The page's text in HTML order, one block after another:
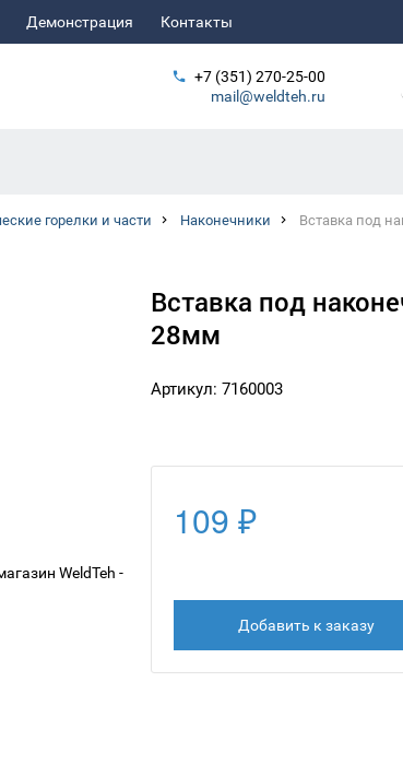
Демонстрация Контакты
+7 (351) 270-25-00
mail@weldteh.ru
горелки и части Наконечники Вставка под
Вставка под
28мм
Артикул: 7160003
109 ₽
Добавить к заказу